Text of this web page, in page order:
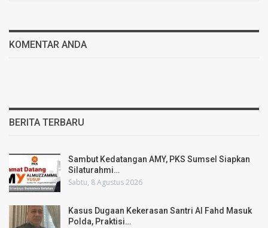
KOMENTAR ANDA
BERITA TERBARU
Sambut Kedatangan AMY, PKS Sumsel Siapkan
Silaturahmi…
Sabtu, 8 Agustus 2026
Kasus Dugaan Kekerasan Santri Al Fahd Masuk
Polda, Praktisi…